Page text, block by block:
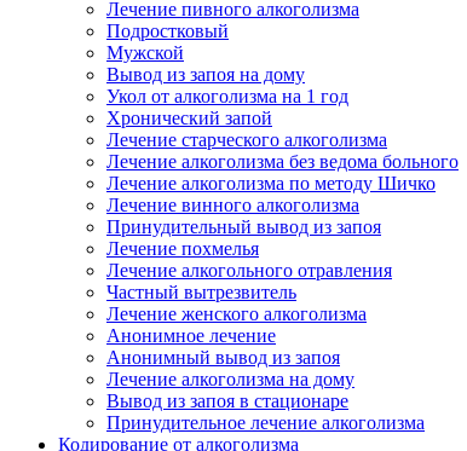
Лечение пивного алкоголизма
Подростковый
Мужской
Вывод из запоя на дому
Укол от алкоголизма на 1 год
Хронический запой
Лечение старческого алкоголизма
Лечение алкоголизма без ведома больного
Лечение алкоголизма по методу Шичко
Лечение винного алкоголизма
Принудительный вывод из запоя
Лечение похмелья
Лечение алкогольного отравления
Частный вытрезвитель
Лечение женского алкоголизма
Анонимное лечение
Анонимный вывод из запоя
Лечение алкоголизма на дому
Вывод из запоя в стационаре
Принудительное лечение алкоголизма
Кодирование от алкоголизма